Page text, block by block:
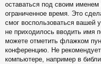
оставаться под своим именем
ограниченное время. Это
смог воспользоваться вашей
не приходилось вводить имя
можете отметить флажком
конференцию. Не
компьютере, например в